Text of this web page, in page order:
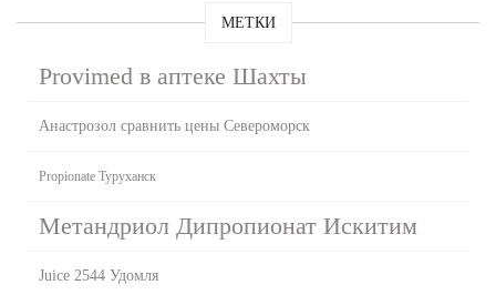
МЕТКИ
Provimed в аптеке Шахты
Анастрозол сравнить цены Североморск
Propionate Туруханск
Метандриол Дипропионат Искитим
Juice 2544 Удомля